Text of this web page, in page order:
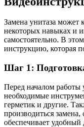
Замена унитаза может
некоторых навыках и
самостоятельно. В
инструкцию, которая
Шаг 1:
Перед началом работы
необходимые
герметик и другие.
производиться
обеспечивает удобный